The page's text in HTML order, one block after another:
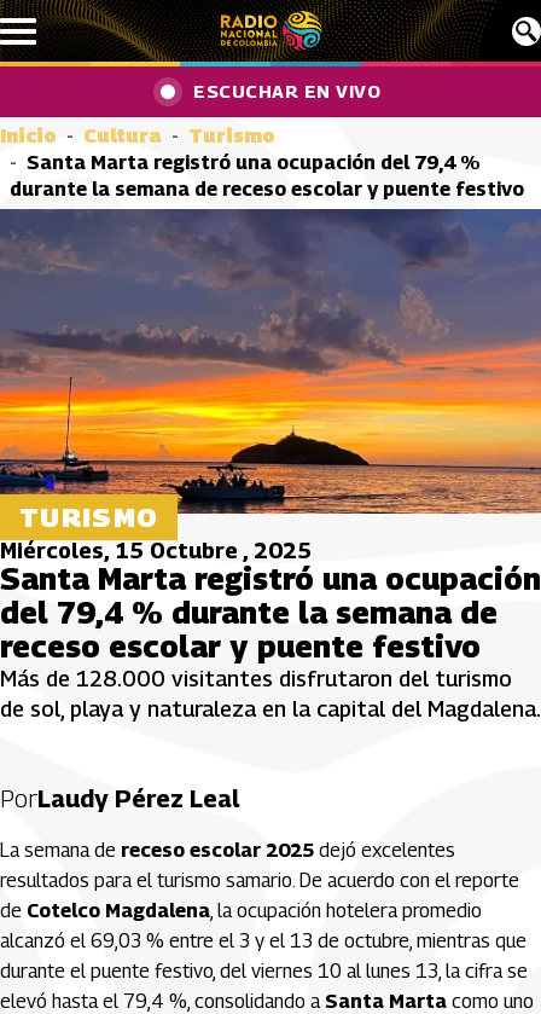
Pasar al contenido principal
ESCUCHAR EN VIVO
Inicio Cultura
Turismo
Santa Marta registró una ocupación del 79,4 %
durante la semana de receso escolar y puente festivo
TURISMO
Miércoles, 15 Octubre , 2025
Santa Marta registró una ocupación
del 79,4 % durante la semana de
receso escolar y puente festivo
Más de 128.000 visitantes disfrutaron del turismo
de sol, playa y naturaleza en la capital del Magdalena.
PorLaudy Pérez Leal
La semana de receso escolar 2025 dejó excelentes
resultados para el turismo samario. De acuerdo con el reporte
de Cotelco Magdalena, la ocupación hotelera promedio
alcanzó el 69,03 % entre el 3 y el 13 de octubre, mientras que
durante el puente festivo, del viernes 10 al lunes 13, la cifra se
elevó hasta el 79,4 %, consolidando aSanta Marta como uno